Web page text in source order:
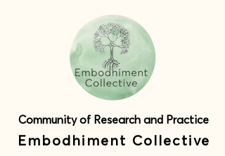
Community of Research and Practice
Embodhiment Collective